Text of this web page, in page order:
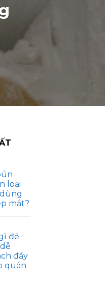
loại
mắt?
để
đầy
quán